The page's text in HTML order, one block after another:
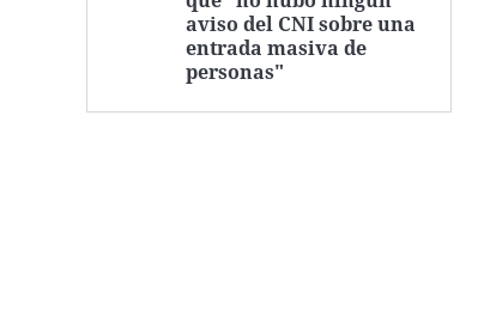
aviso del CNI sobre una
entrada masiva de
personas"